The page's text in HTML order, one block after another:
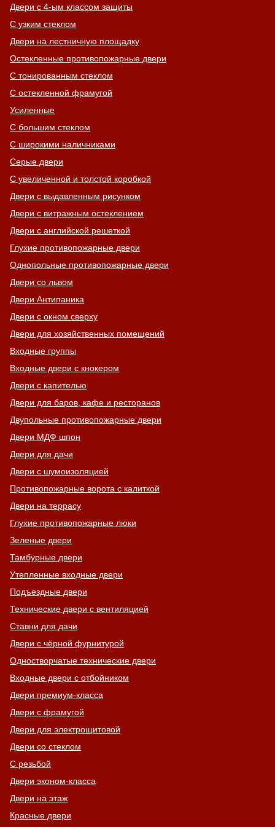
Двери с 4-ым классом защиты
С узким стеклом
Двери на лестничную площадку
Остекленные противопожарные двери
С тонированным стеклом
С остекленной фрамугой
Усиленные
С большим стеклом
С широкими наличниками
Серые двери
С увеличенной и толстой коробкой
Двери с выдавленным рисунком
Двери с витражным остеклением
Двери с английской решеткой
Глухие противопожарные двери
Однопольные противопожарные двери
Двери со львом
Двери Антипаника
Двери с окном сверху
Двери для хозяйственных помещений
Входные группы
Входные двери с кнокером
Двери с капителью
Двери для баров, кафе и ресторанов
Двупольные противопожарные двери
Двери МДФ шпон
Двери для дачи
Двери с шумоизоляцией
Противопожарные ворота с калиткой
Двери на террасу
Глухие противопожарные люки
Зеленые двери
Тамбурные двери
Утепленные входные двери
Подъездные двери
Технические двери с вентиляцией
Ставни для дачи
Двери с чёрной фурнитурой
Одностворчатые технические двери
Входные двери с отбойником
Двери премиум-класса
Двери с фрамугой
Двери для электрощитовой
Двери со стеклом
С резьбой
Двери эконом-класса
Двери на этаж
Красные двери